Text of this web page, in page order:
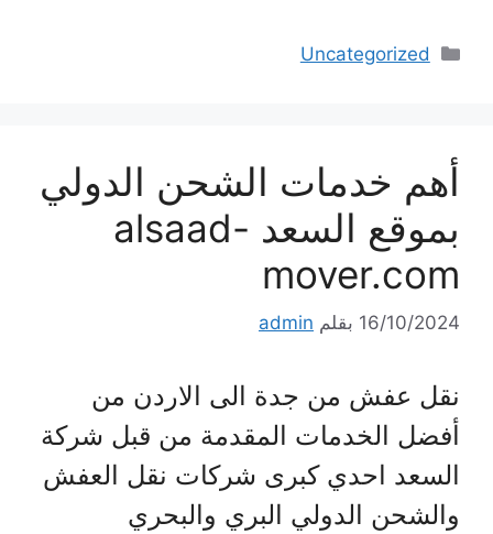
التصنيفات
Uncategorized
أهم خدمات الشحن الدولي
بموقع السعد alsaad-
mover.com
16/10/2024 بقلم admin
نقل عفش من جدة الى الاردن من
أفضل الخدمات المقدمة من قبل شركة
السعد احدي كبرى شركات نقل العفش
والشحن الدولي البري والبحري